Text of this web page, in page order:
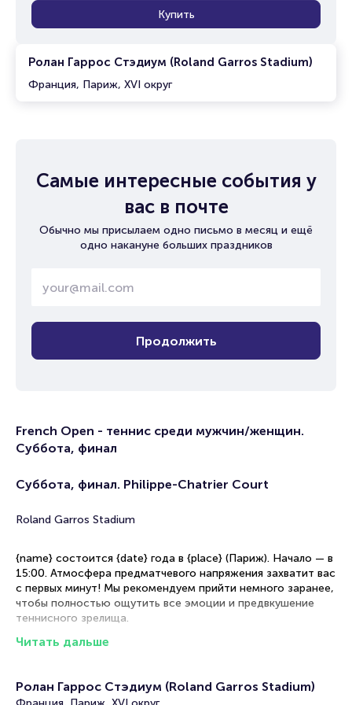
Ролан Гаррос Стэдиум (Roland Garros Stadium)
Франция, Париж, XVI округ
Купить
Самые интересные события у
вас в почте
Обычно мы присылаем одно письмо в месяц и ещё
одно накануне больших праздников
Продолжить
French Open - теннис среди мужчин/женщин.
Суббота, финал
Суббота, финал. Philippe-Chatrier Court
Roland Garros Stadium
{name} состоится {date} года в {place} (Париж). Начало — в
15:00. Атмосфера предматчевого напряжения захватит вас
с первых минут! Мы рекомендуем прийти немного заранее,
чтобы полностью ощутить все эмоции и предвкушение
теннисного зрелища.
{person1} и {person2} сразятся в теннисном турнире. Эта
Читать дальше
Ролан Гаррос Стэдиум (Roland Garros Stadium)